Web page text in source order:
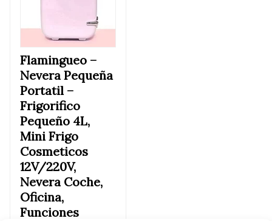
Flamingueo –
Nevera Pequeña
Portatil –
Frigorifico
Pequeño 4L,
Mini Frigo
Cosmeticos
12V/220V,
Nevera Coche,
Oficina,
Funciones